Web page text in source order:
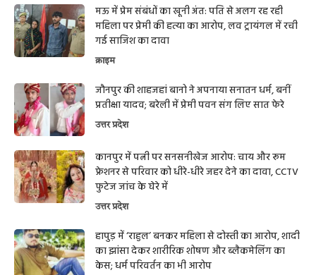
मऊ में प्रेम संबंधों का खूनी अंत: पति से अलग रह रही
महिला पर प्रेमी की हत्या का आरोप, लव ट्रायंगल में रची
गई साजिश का दावा
क्राइम
जौनपुर की शाहजहां बानो ने अपनाया सनातन धर्म, बनीं
प्रतीक्षा यादव; बरेली में प्रेमी पवन संग लिए सात फेरे
उत्तर प्रदेश
कानपुर में पत्नी पर सनसनीखेज आरोप: चाय और रूम
फ्रेशनर से परिवार को धीरे-धीरे जहर देने का दावा, CCTV
फुटेज जांच के घेरे में
उत्तर प्रदेश
हापुड़ में ‘राहुल’ बनकर महिला से दोस्ती का आरोप, शादी
का झांसा देकर शारीरिक शोषण और ब्लैकमेलिंग का
केस; धर्म परिवर्तन का भी आरोप